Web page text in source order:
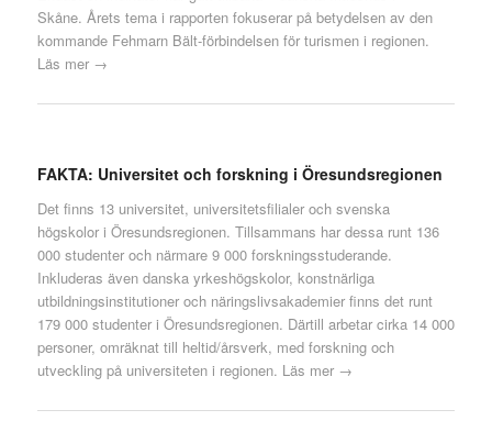
Skåne. Årets tema i rapporten fokuserar på betydelsen av den
kommande Fehmarn Bält-förbindelsen för turismen i regionen.
Läs mer →
FAKTA: Universitet och forskning i Öresundsregionen
Det finns 13 universitet, universitetsfilialer och svenska
högskolor i Öresundsregionen. Tillsammans har dessa runt 136
000 studenter och närmare 9 000 forskningsstuderande.
Inkluderas även danska yrkeshögskolor, konstnärliga
utbildningsinstitutioner och näringslivsakademier finns det runt
179 000 studenter i Öresundsregionen. Därtill arbetar cirka 14 000
personer, omräknat till heltid/årsverk, med forskning och
utveckling på universiteten i regionen. Läs mer →